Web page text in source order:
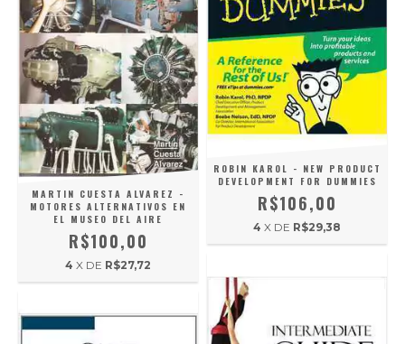
MARTIN CUESTA ALVAREZ -
MOTORES ALTERNATIVOS EN
EL MUSEO DEL AIRE
R$100,00
4 X DE R$27,72
ROBIN KAROL - NEW PRODUCT
DEVELOPMENT FOR DUMMIES
R$106,00
4 X DE R$29,38